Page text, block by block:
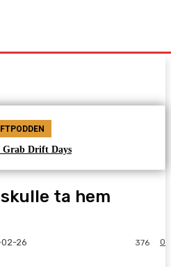
Grab Drift Days
ta hem
26 0
376